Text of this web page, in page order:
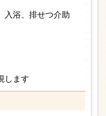
入浴、排せつ介助
します